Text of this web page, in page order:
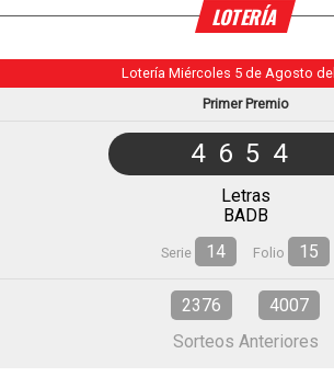
LOTERÍA
Lotería Miércoles 5 de Agosto
Primer Premio
4654
Letras
BADB
Serie 14 Folio 15
2376
4007
Sorteos Anteriores